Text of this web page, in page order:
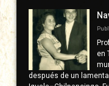
derecha
en
después de un